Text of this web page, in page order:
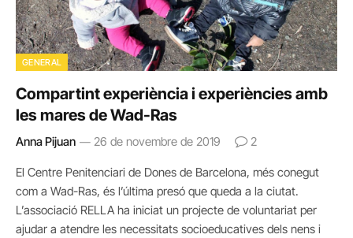
GENERAL
Compartint experiència i experiències amb
les mares de Wad-Ras
Anna Pijuan 26 de novembre de 2019 2
El Centre Penitenciari de Dones de Barcelona, més conegut
com a Wad-Ras, és l’última presó que queda a la ciutat.
L’associació RELLA ha iniciat un projecte de voluntariat per
ajudar a atendre les necessitats socioeducatives dels nens i